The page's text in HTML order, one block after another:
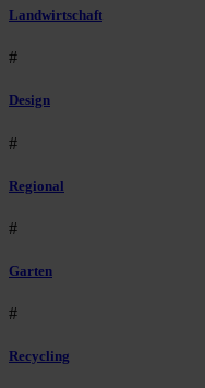
Landwirtschaft
#
Design
#
Regional
#
Garten
#
Recycling